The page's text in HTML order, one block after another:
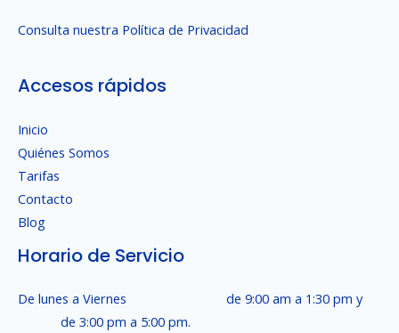
Consulta nuestra Política de Privacidad
Accesos rápidos
Inicio
Quiénes Somos
Tarifas
Contacto
Blog
Horario de Servicio
De lunes a Viernes de 9:00 am a 1:30 pm y
de 3:00 pm a 5:00 pm.